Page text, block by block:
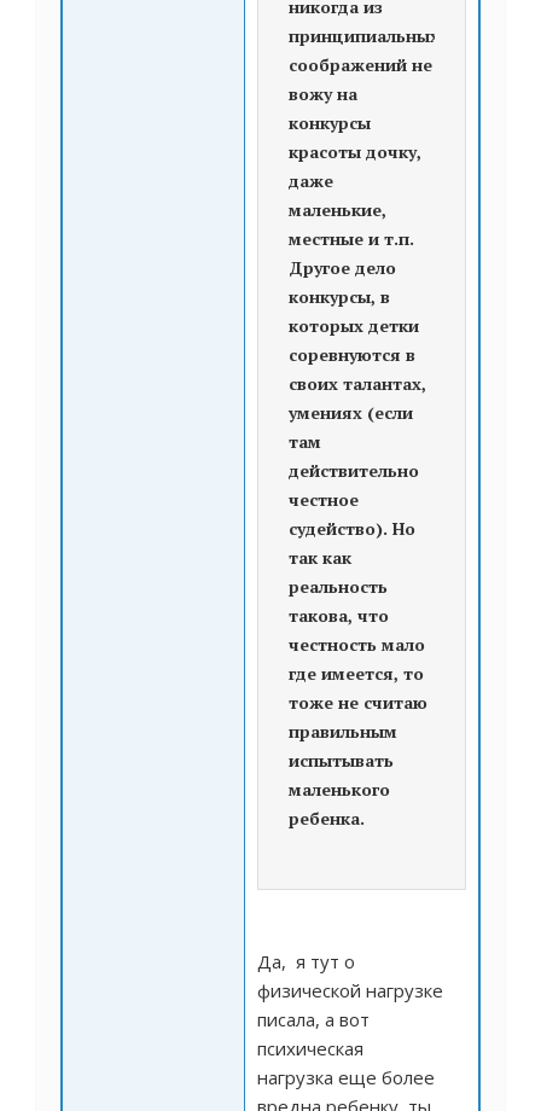
никогда из
принципиальных
соображений не
вожу на
конкурсы
красоты дочку,
даже
маленькие,
местные и т.п.
Другое дело
конкурсы, в
которых детки
соревнуются в
своих талантах,
умениях (если
там
действительно
честное
судейство). Но
так как
реальность
такова, что
честность мало
где имеется, то
тоже не считаю
правильным
испытывать
маленького
ребенка.
Да, я тут о
физической нагрузке
писала, а вот
психическая
нагрузка еще более